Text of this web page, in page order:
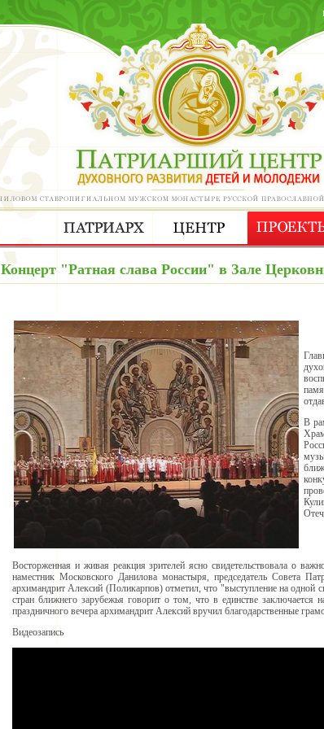
Концерт "Ратная слава России" в Зале
В
Восторженная и живая реакция зрителей ясно свидетельствовала о
наместник Московского Данилова монастыря, председатель Совета
архимандрит Алексий (Поликарпов) отметил, что "выступление на одной
стран ближнего зарубежья говорит о том, что в единстве
праздничного вечера архимандрит Алексий вручил благодарственные
Видеозапись